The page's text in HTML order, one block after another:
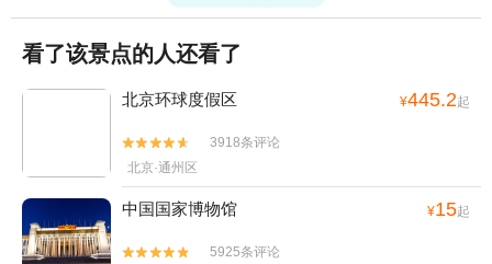
看了该景点的人还看了
北京环球度假区 ¥445.2起


3918条评论
北京·通州区
中国国家博物馆 ¥15起

 5925条评论